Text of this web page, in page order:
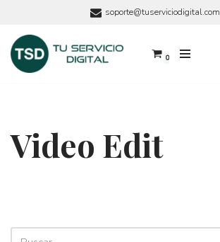
Saltar
al
contenido
soporte@tuserviciodigital.com
0
Video Edit